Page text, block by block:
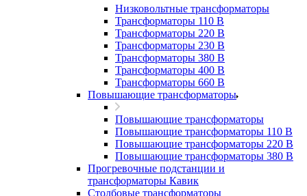
Низковольтные трансформаторы
Трансформаторы 110 В
Трансформаторы 220 В
Трансформаторы 230 В
Трансформаторы 380 В
Трансформаторы 400 В
Трансформаторы 660 В
Повышающие трансформаторы
Повышающие трансформаторы
Повышающие трансформаторы 110 В
Повышающие трансформаторы 220 В
Повышающие трансформаторы 380 В
Прогревочные подстанции и
трансформаторы Кавик
Столбовые трансформаторы